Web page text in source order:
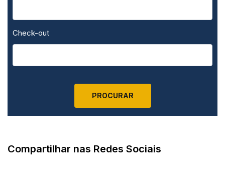
Check-out
Compartilhar nas Redes Sociais